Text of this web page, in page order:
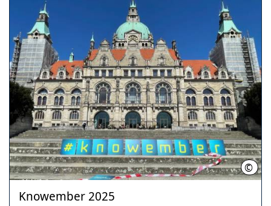
© LHH
Knowember 2025